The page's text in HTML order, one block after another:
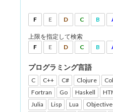
F E D C B
上限を指定して検索
F
E D C B
プログラミング言語
C C++ C# Clojure
Fortran
Go Haskell
Julia
Lisp Lua